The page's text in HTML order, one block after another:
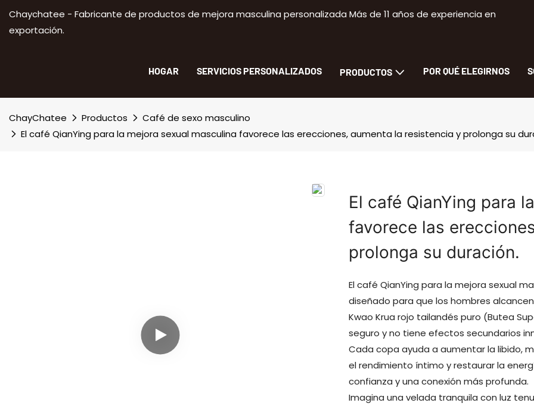
Chaychatee - Fabricante de productos de mejora masculina personalizada Más de 11 años de experiencia en
exportación.
HOGAR SERVICIOS PERSONALIZADOS PRODUCTOS POR QUÉ ELEGIRNOS
ChayChatee Productos
Café de sexo masculino
El café QianYing para la mejora sexual masculina favorece las erecciones, aumenta la resistencia y prolonga su
El café QianYing para
favorece las
prolonga su duración.
El café QianYing para la mejora sexual
diseñado para que los hombres
Kwao Krua rojo tailandés puro (Butea
seguro y no tiene efectos secundarios
Cada copa ayuda a aumentar la libido,
el rendimiento íntimo y restaurar la
confianza y una conexión más profunda.
Imagina una velada tranquila con luz